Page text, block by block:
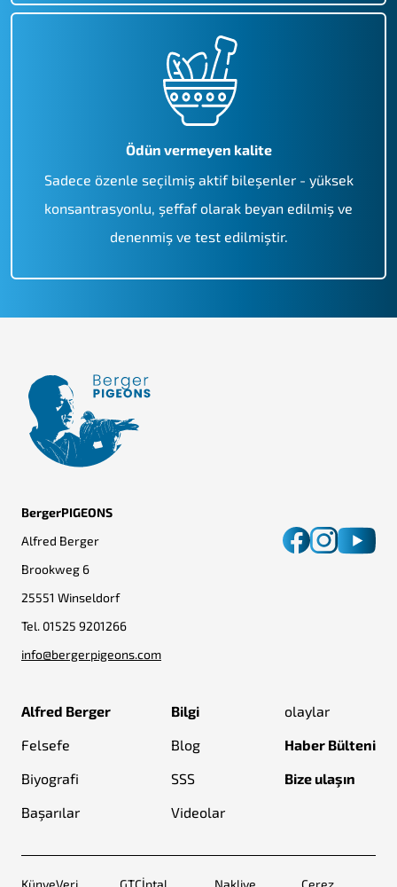
Ödün vermeyen kalite
Sadece özenle seçilmiş aktif bileşenler - yüksek
konsantrasyonlu, şeffaf olarak beyan edilmiş ve
denenmiş ve test edilmiştir.
BergerPIGEONS
Alfred Berger
Brookweg 6
25551 Winseldorf
Tel. 01525 9201266
info@bergerpigeons.com
Alfred Berger
Felsefe
Biyografi
Başarılar
Bilgi
Blog
SSS
Videolar
olaylar
Haber Bülteni
Bize ulaşın